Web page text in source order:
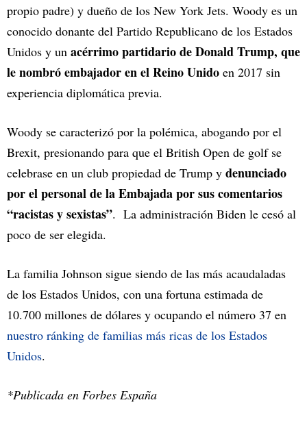
propio padre) y dueño de los New York Jets. Woody es un
conocido donante del Partido Republicano de los Estados
Unidos y un acérrimo partidario de Donald Trump, que
le nombró embajador en el Reino Unido en 2017 sin
experiencia diplomática previa.
Woody se caracterizó por la polémica, abogando por el
Brexit, presionando para que el British Open de golf se
celebrase en un club propiedad de Trump y denunciado
por el personal de la Embajada por sus comentarios
“racistas y sexistas”. La administración Biden le cesó al
poco de ser elegida.
La familia Johnson sigue siendo de las más acaudaladas
de los Estados Unidos, con una fortuna estimada de
10.700 millones de dólares y ocupando el número 37 en
nuestro ránking de familias más ricas de los Estados
Unidos.
*Publicada en Forbes España